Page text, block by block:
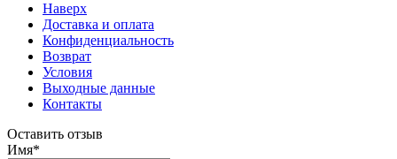
Наверх
Доставка и оплата
Конфиденциальность
Возврат
Условия
Выходные данные
Контакты
Оставить отзыв
Имя*